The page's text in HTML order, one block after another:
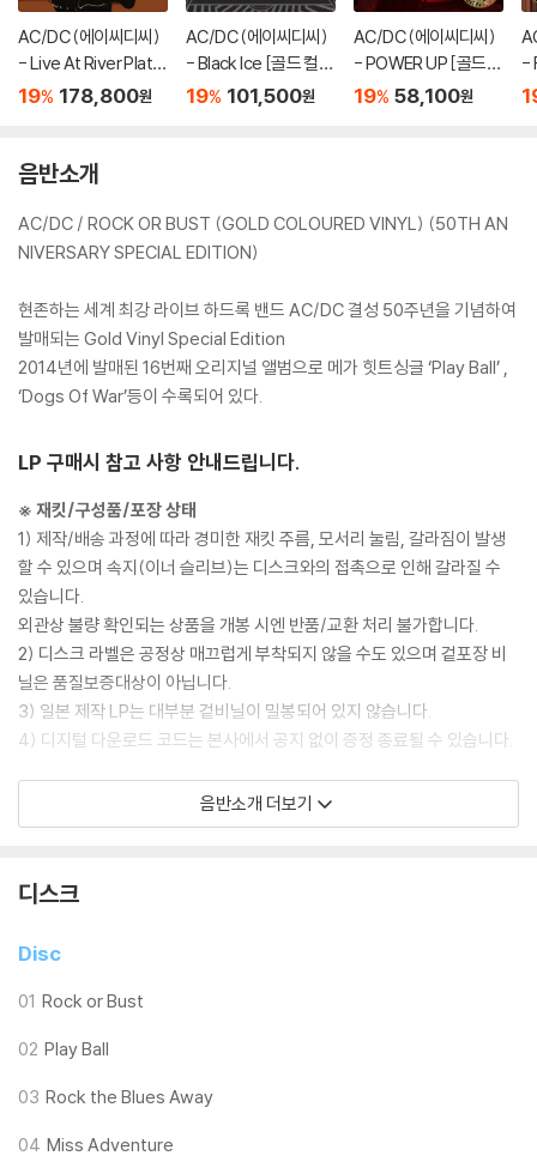
AC/DC (에이씨디씨)
- Live At River Plate
[골드 컬러 3LP]
19% 178,800원
AC/DC (에이씨디씨)
- Black Ice [골드 컬러
2LP]
19% 101,500원
AC/DC (에이씨디씨)
- POWER UP [골드
컬러 LP]
19% 58,100원
-
음반소개
AC/DC / ROCK OR BUST (GOLD COLOURED VINYL) (50TH AN
NIVERSARY SPECIAL EDITION)
현존하는 세계 최강 라이브 하드록 밴드 AC/DC 결성 50주년을 기념하여
발매되는 Gold Vinyl Special Edition
2014년에 발매된 16번째 오리지널 앨범으로 메가 힛트싱글 ‘Play Ball’ ,
‘Dogs Of War’등이 수록되어 있다.
LP 구매시 참고 사항 안내드립니다.
※ 재킷/구성품/포장 상태
1) 제작/배송 과정에 따라 경미한 재킷 주름, 모서리 눌림, 갈라짐이 발생
할 수 있으며 속지(이너 슬리브)는 디스크와의 접촉으로 인해 갈라질 수
있습니다.
외관상 불량 확인되는 상품을 개봉 시엔 반품/교환 처리 불가합니다.
2) 디스크 라벨은 공정상 매끄럽게 부착되지 않을 수도 있으며 겉포장 비
닐은 품질보증대상이 아닙니다.
3) 일본 제작 LP는 대부분 겉비닐이 밀봉되어 있지 않습니다.
4) 디지털 다운로드 코드는 본사에서 공지 없이 증정 종료될 수 있습니다.
1) 침압 조절 기능이 없는 턴테이블을 사용하시는 경우, (주로 올인원 형태
수 있습니다.
기기 문제로 인해 발생하는 재생 불량 현상에 대해서는 반품/교환이 불가
하니 침압 조절이 가능한 기기에서 재생하실 것을 권유 드립니다.
다. 전용 제품으로 이를 제거하면 대부분 해결됩니다.
※ 디스크 외관 불량
1) 열을 가하여 제작하는 바이닐 공정 특성상 디스크 표면이 미세하게 울
렁거리거나 휘어지는 경우가 있습니다.
음반소개 더보기
디스크
Disc
01 Rock or Bust
02 Play Ball
03 Rock the Blues Away
04 Miss Adventure